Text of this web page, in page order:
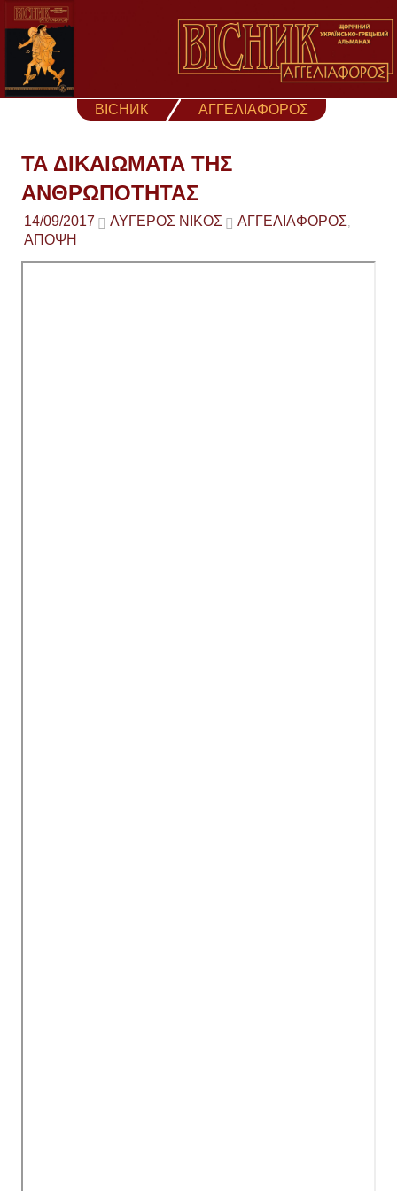
Skip
content
ВІСНИК ΑΓΓΕΛΙΑΦΟΡΟΣ
ΤΑ ΔΙΚΑΙΩΜΑΤΑ ΤΗΣ
ΑΝΘΡΩΠΟΤΗΤΑΣ
14/09/2017 ΛΥΓΕΡΌΣ ΝΊΚΟΣ ΑΓΓΕΛΙΑΦΟΡΟΣ
ΑΠΟΨΗ